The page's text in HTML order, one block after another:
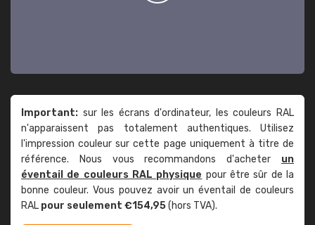
Important: sur les écrans d'ordinateur, les couleurs RAL
n'apparaissent pas totalement authentiques. Utilisez
l'impression couleur sur cette page uniquement à titre de
référence. Nous vous recommandons d'acheter un
éventail de couleurs RAL physique pour être sûr de la
bonne couleur. Vous pouvez avoir un éventail de couleurs
RAL pour seulement €154,95(hors TVA).